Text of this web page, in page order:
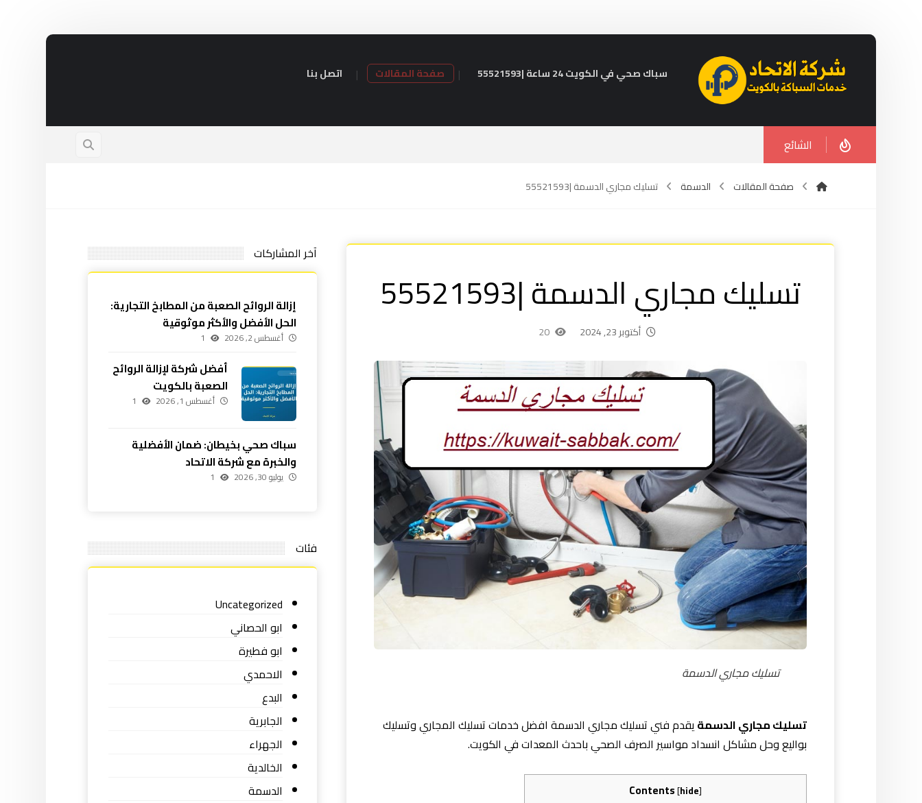
سباك صحي في الكويت 24 ساعة |55521593 صفحة المقالات اتصل بنا
الشائع
صفحة المقالات الدسمة تسليك مجاري الدسمة |55521593
تسليك مجاري الدسمة |55521593
أكتوبر 23, 2024 20
تسليك مجاري الدسمة
تسليك مجاري الدسمة يقدم فني تسليك مجاري الدسمة افضل خدمات تسليك المجاري وتسليك
بواليع وحل مشاكل انسداد مواسير الصرف الصحي باحدث المعدات في الكويت.
Contents[hide]
آخر المشاركات
إزالة الروائح الصعبة من المطابخ التجارية:
الحل الأفضل والأكثر موثوقية
أغسطس 2, 2026 1
أفضل شركة لإزالة الروائح
الصعبة بالكويت
أغسطس 1, 2026 1
سباك صحي بخيطان: ضمان الأفضلية
والخبرة مع شركة الاتحاد
يوليو 30, 2026 1
فئات
Uncategorized
ابو الحصاني
ابو فطيرة
الاحمدي
البدع
الجابرية
الجهراء
الخالدية
الدسمة